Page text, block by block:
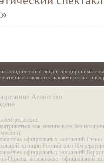
юридического лица и
материалы являются исключительно
Агентство
редакции.
как мнение всех без
официальных заявлений Главы
позиции Российского
официальных заявлений
Ордена, не выражает официальной